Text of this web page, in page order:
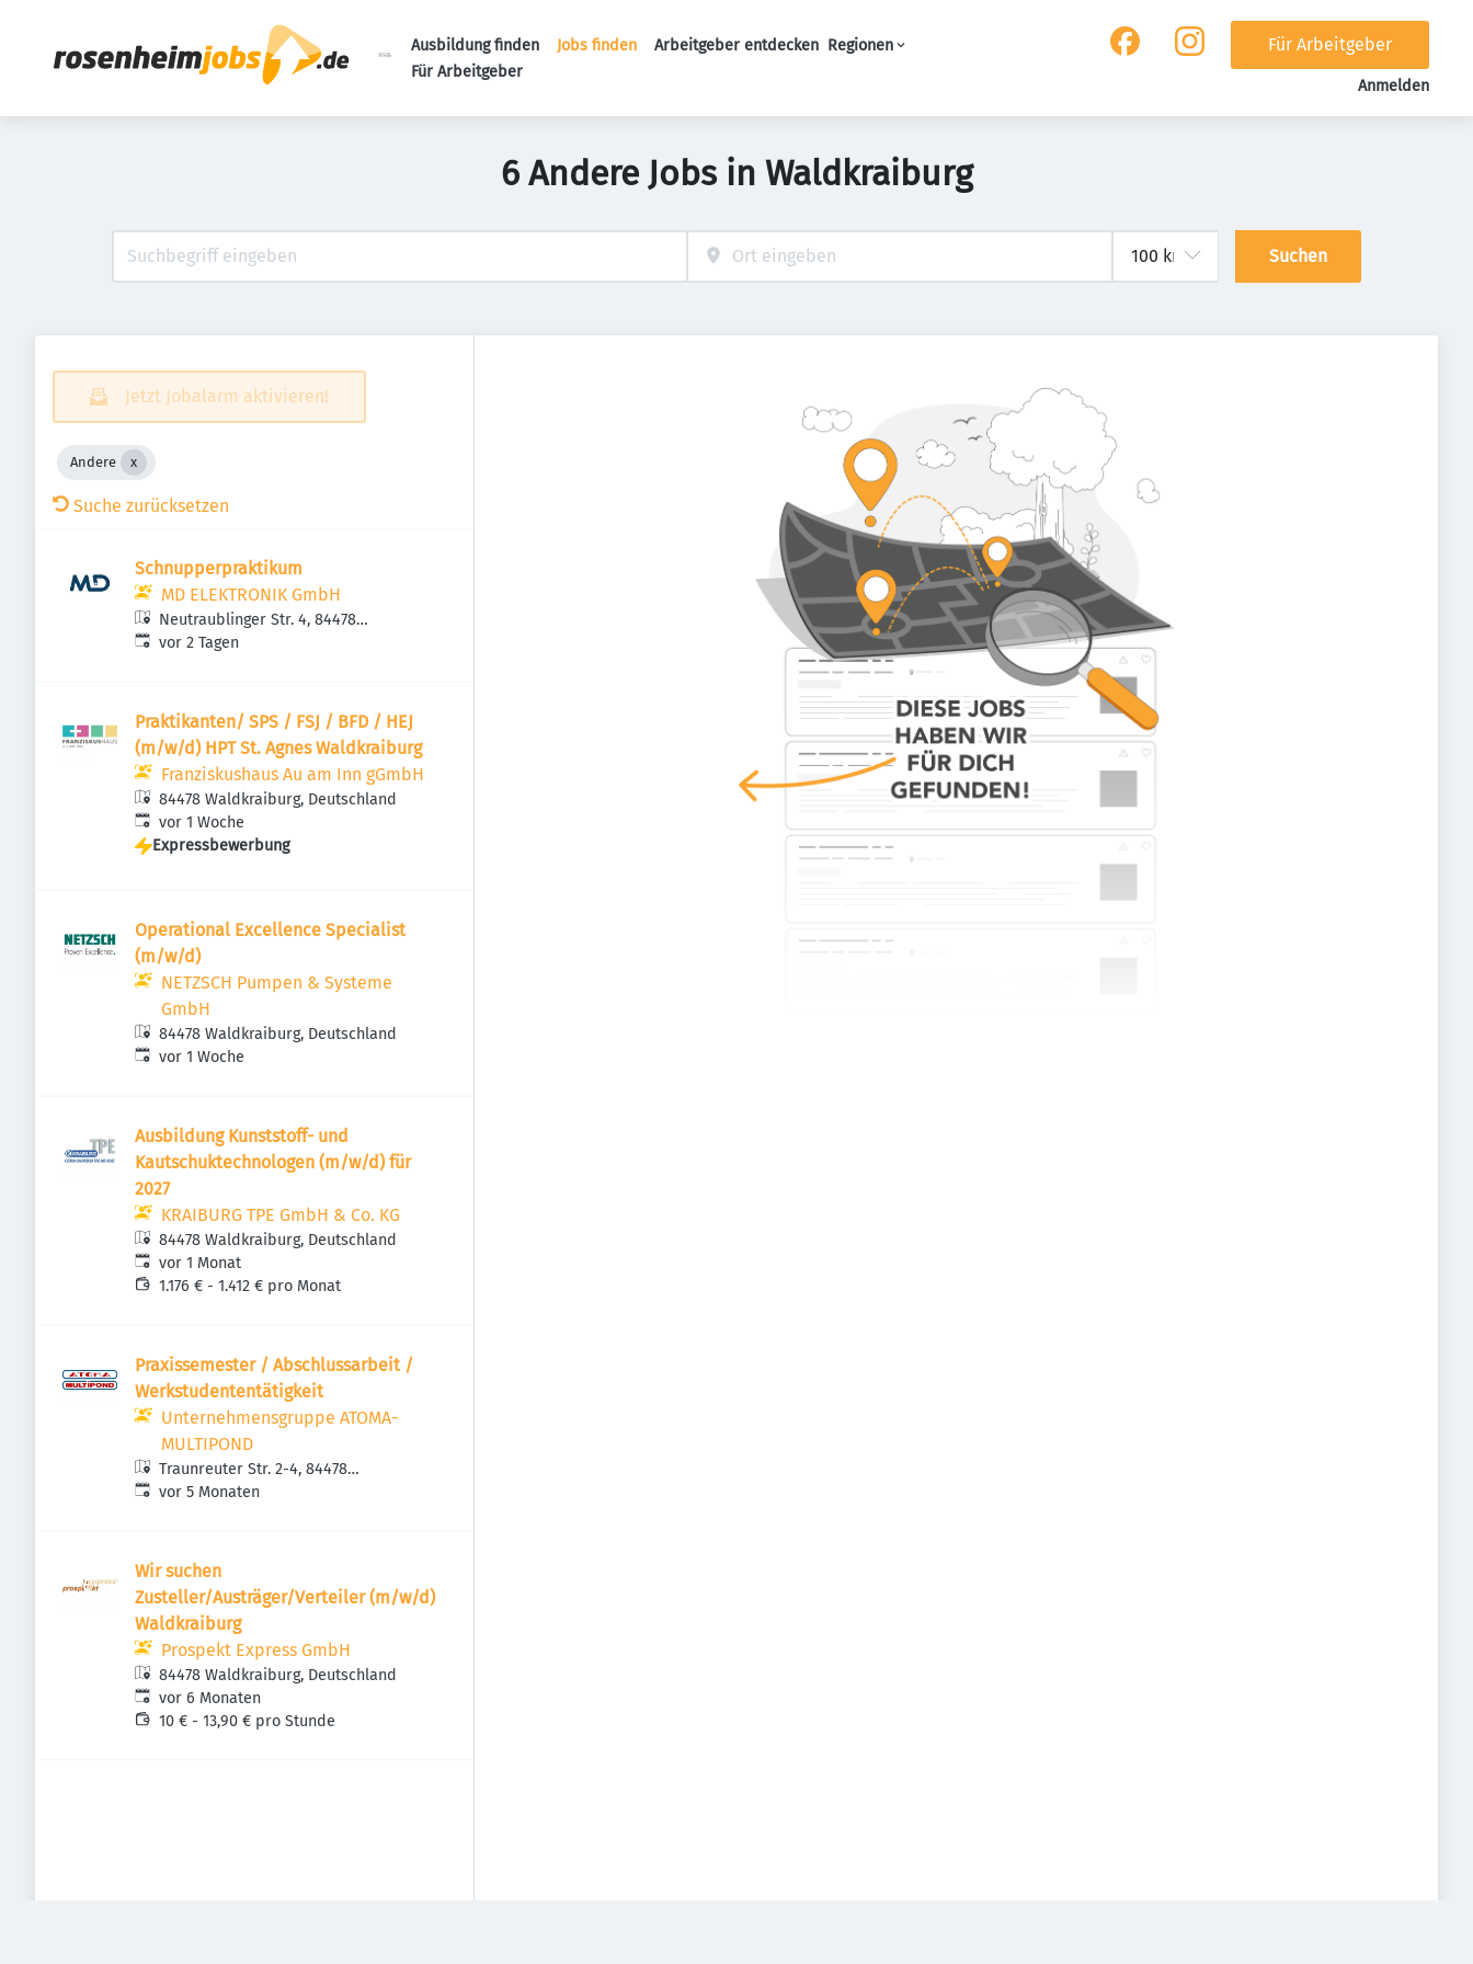
Ausbildung finden Jobs finden Arbeitgeber entdecken Regionen
Für Arbeitgeber
Für Arbeitgeber
Anmelden
6 Andere Jobs in Waldkraiburg
Suchen
Jetzt Jobalarm aktivieren!
Andere
Suche zurücksetzen
Schnupperpraktikum
MD ELEKTRONIK GmbH
Neutraublinger Str. 4, 84478
Waldkraiburg, Deutschland
Veröffentlicht:
vor 2 Tagen
Praktikanten/ SPS / FSJ / BFD / HEJ
(m/w/d) HPT St. Agnes Waldkraiburg
Franziskushaus Au am Inn gGmbH
84478 Waldkraiburg, Deutschland
Veröffentlicht:
vor 1 Woche
Expressbewerbung
Operational Excellence Specialist
(m/w/d)
NETZSCH Pumpen & Systeme
GmbH
84478 Waldkraiburg, Deutschland
Veröffentlicht:
vor 1 Woche
Ausbildung Kunststoff- und
Kautschuktechnologen (m/w/d) für
2027
KRAIBURG TPE GmbH & Co. KG
84478 Waldkraiburg, Deutschland
Veröffentlicht:
vor 1 Monat
1.176 € - 1.412 € pro Monat
Praxissemester / Abschlussarbeit /
Werkstudententätigkeit
Unternehmensgruppe ATOMA-
MULTIPOND
Traunreuter Str. 2-4, 84478
Waldkraiburg, Deutschland
Veröffentlicht:
vor 5 Monaten
Wir suchen
Zusteller/Austräger/Verteiler (m/w/d)
Waldkraiburg
Prospekt Express GmbH
84478 Waldkraiburg, Deutschland
Veröffentlicht:
vor 6 Monaten
10 € - 13,90 € pro Stunde